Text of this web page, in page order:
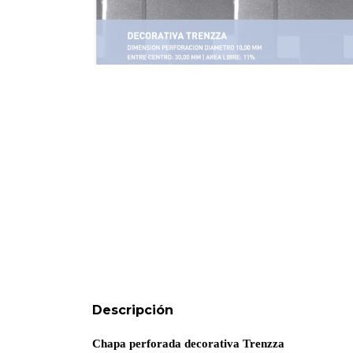
Descripción
Chapa perforada decorativa Trenzza